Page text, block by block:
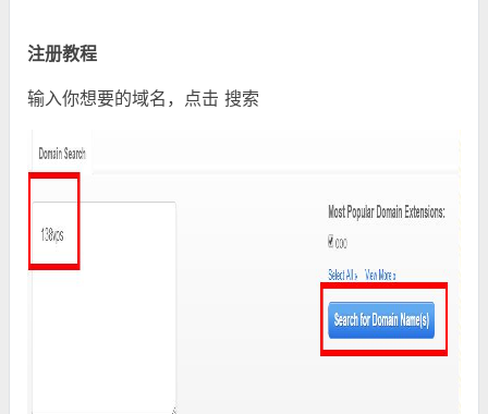
注册教程
输入你想要的域名，点击 搜索